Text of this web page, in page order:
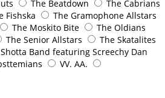
The Beatdown
The Cabrians
Fishska
The Gramophone Allstars
The Moskito Bite
The Oldians
The Senior Allstars
The Skatalites
Band featuring Screechy Dan
VV. AA.